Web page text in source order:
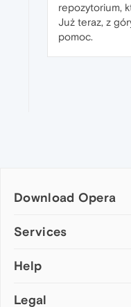
repozytorium,
Już teraz, z
pomoc.
Download Opera
Computer browsers
Opera for Mac
Opera beta version
Services
Add-ons
Wallpapers
Help
Help & support
Legal